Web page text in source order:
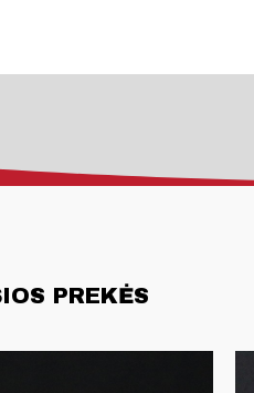
PREKĖS